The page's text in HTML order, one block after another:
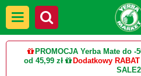
PROMOCJA Yerba Mate do -
od 45,99 zł
Dodatkowy